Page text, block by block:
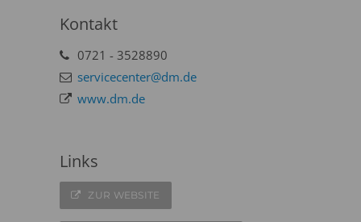
Kontakt
0721 - 3528890
servicecenter@dm.de
www.dm.de
Links
ZUR WEBSITE